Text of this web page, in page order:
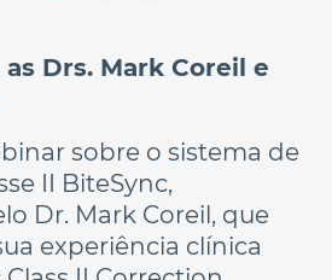
Drs. Mark Coreil e
sobre o sistema de
II BiteSync,
Dr. Mark Coreil, que
experiência clínica